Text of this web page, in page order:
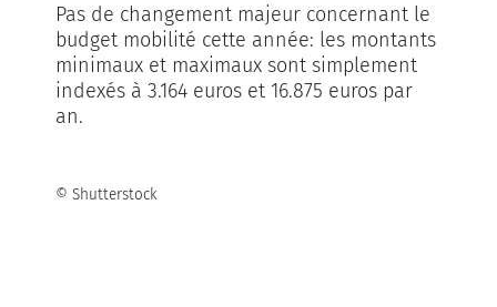
Pas de changement majeur concernant le
budget mobilité cette année: les montants
minimaux et maximaux sont simplement
indexés à 3.164 euros et 16.875 euros par
an.
© Shutterstock